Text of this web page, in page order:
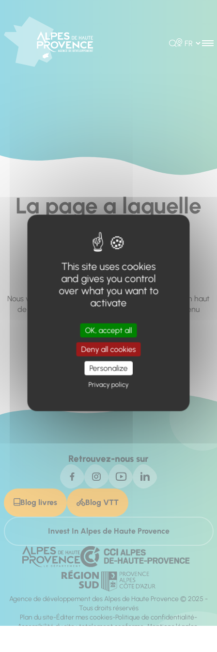
Rechercher
Choisir la
La page a laquelle
vous cherchez à
accéder n'existe
pas... ou plus.
Nous vous invitons à utiliser le moteur de recherche en haut
de page, ou à utiliser le menu pour trouver le contenu
Retour à l'accueil
Retrouvez-nous sur
Blog livres Blog VTT
Invest In Alpes de Haute Provence
Agence de développement des Alpes de Haute Provence © 2025 -
Tous droits réservés
Plan du site Éditer mes cookies Politique de confidentialité
Accessibilité du site : totalement conforme Mentions légales
This site uses cookies
and gives you control
over what you want to
activate
OK, accept all
Deny all cookies
Personalize
Privacy policy